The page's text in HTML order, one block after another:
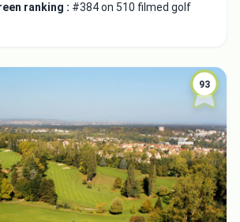
ranking : #384 on 510 filmed golf
93